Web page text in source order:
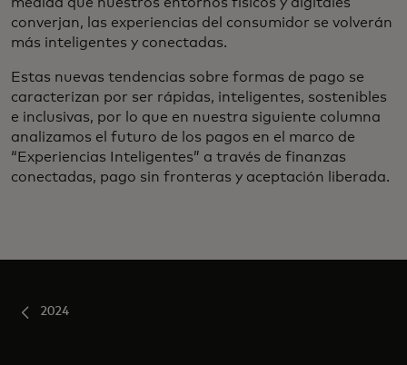
medida que nuestros entornos físicos y digitales
converjan, las experiencias del consumidor se volverán
más inteligentes y conectadas.
Estas nuevas tendencias sobre formas de pago se
caracterizan por ser rápidas, inteligentes, sostenibles
e inclusivas, por lo que en nuestra siguiente columna
analizamos el futuro de los pagos en el marco de
“Experiencias Inteligentes” a través de finanzas
conectadas, pago sin fronteras y aceptación liberada.
2024